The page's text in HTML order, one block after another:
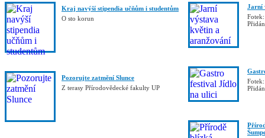
Kraj navýší stipendia učňům i studentům
O sto korun
Pozorujte zatmění Slunce
Z terasy Přírodovědecké fakulty UP
Jarní